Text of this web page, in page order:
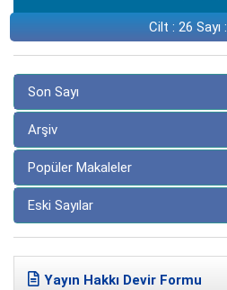
Cilt : 26 Sayı
Son Sayı
Arşiv
Popüler Makaleler
Eski Sayılar
Yayın Hakkı Devir Formu